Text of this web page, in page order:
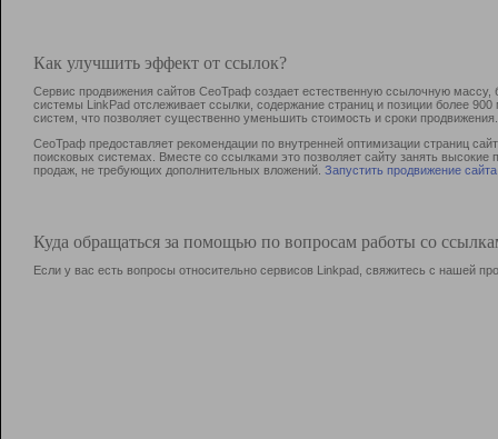
Как улучшить эффект от ссылок?
Сервис продвижения сайтов СеоТраф создает естественную ссылочную
системы LinkPad отслеживает ссылки, содержание страниц и позиции более
систем, что позволяет существенно уменьшить стоимость и сроки продвижения.
СеоТраф предоставляет рекомендации по внутренней оптимизации страниц
поисковых системах. Вместе со ссылками это позволяет сайту занять
продаж, не требующих дополнительных вложений. Запустить продвижение сайта
Куда обращаться за помощью по вопросам работы со
Если у вас есть вопросы относительно сервисов Linkpad, свяжитесь с нашей